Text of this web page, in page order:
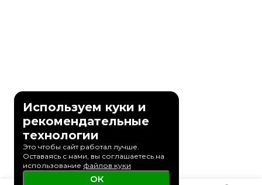
Используем куки и
рекомендательные
технологии
Это чтобы сайт работал лучше.
Оставаясь с нами, вы соглашаетесь на
использование файлов куки
ОК